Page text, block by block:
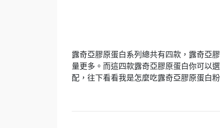
露奇亞膠原蛋白系列總共有四款，露奇亞
量更多。而這四款露奇亞膠原蛋白你可以
配，往下看看我是怎麼吃露奇亞膠原蛋白粉